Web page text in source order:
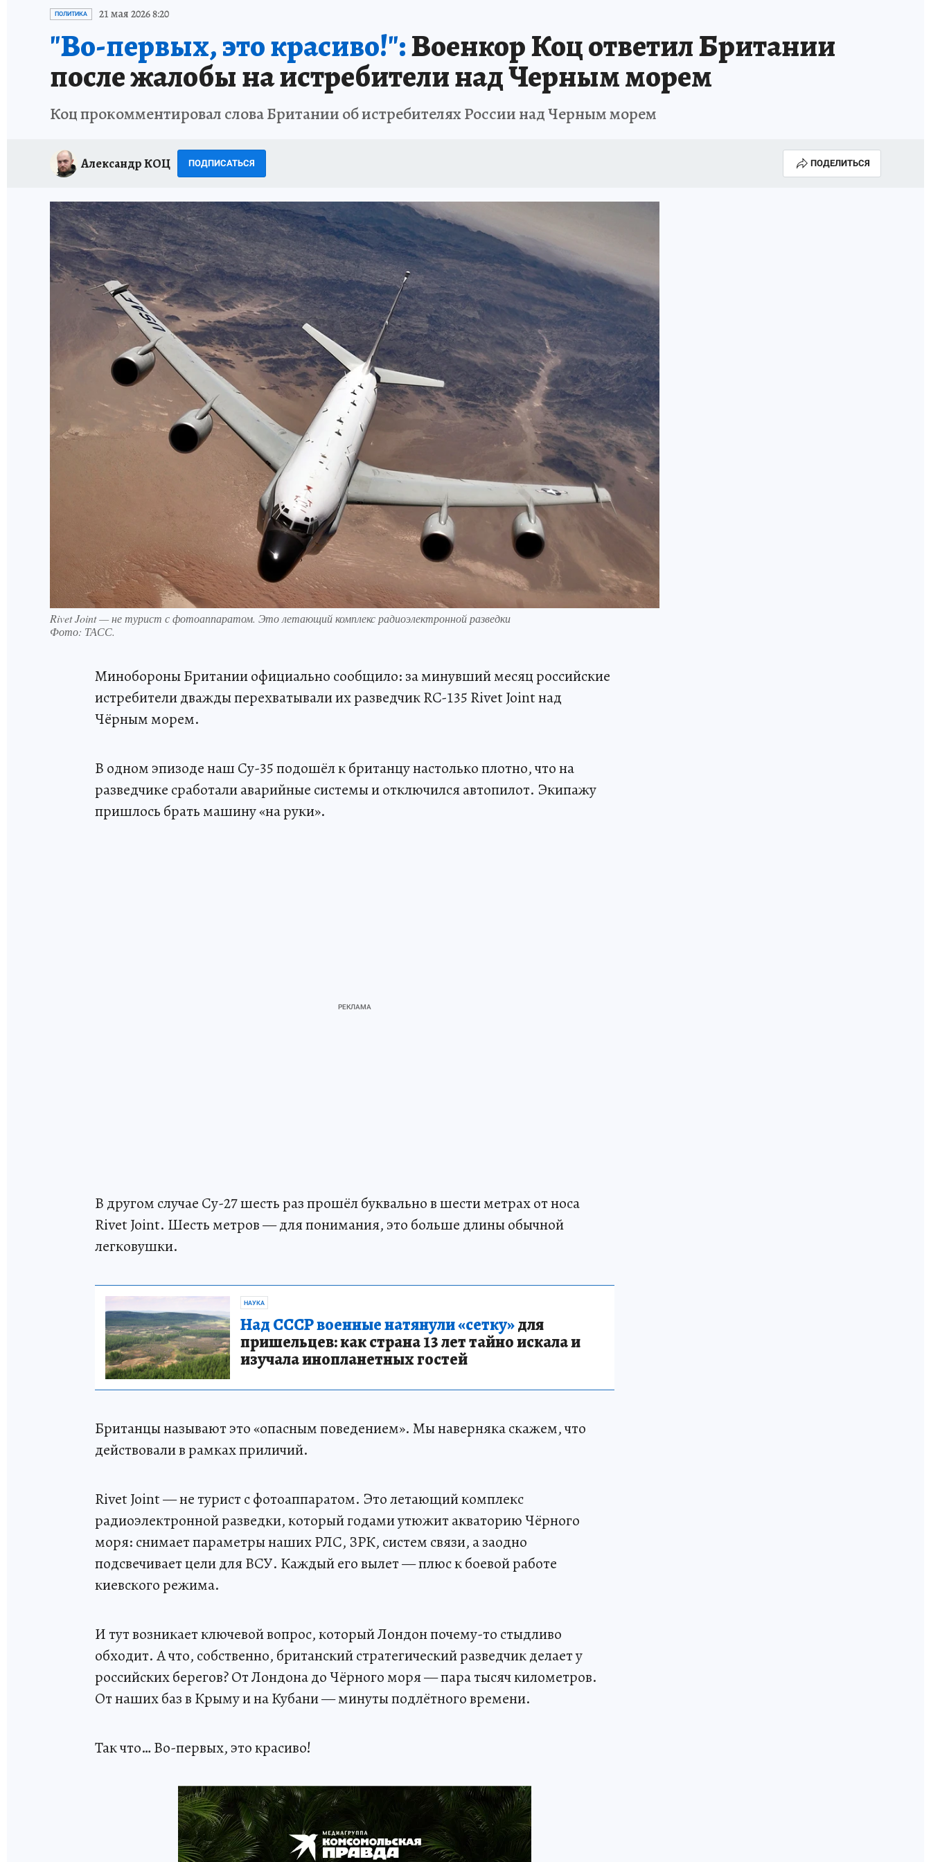
ИСПЫТАНО НА СЕБЕ
ПОЛИТИКА 21 мая 2026 8:20
"Во-первых, это красиво!":Военкор Коц ответил Британии
после жалобы на истребители над Черным морем
Коц прокомментировал слова Британии об истребителях России над Черным морем
Александр КОЦ ПОДПИСАТЬСЯ ПОДЕЛИТЬСЯ
Rivet Joint — не турист с фотоаппаратом. Это летающий комплекс радиоэлектронной разведки
Фото: ТАСС.
Минобороны Британии официально сообщило: за минувший месяц российские
истребители дважды перехватывали их разведчик RC-135 Rivet Joint над
Чёрным морем.
В одном эпизоде наш Су-35 подошёл к британцу настолько плотно, что на
разведчике сработали аварийные системы и отключился автопилот. Экипажу
пришлось брать машину «на руки».
В другом случае Су-27 шесть раз прошёл буквально в шести метрах от носа
Rivet Joint. Шесть метров — для понимания, это больше длины обычной
легковушки.
НАУКА
Над СССР военные натянули «сетку»для
пришельцев: как страна 13 лет тайно искала и
изучала инопланетных гостей
Британцы называют это «опасным поведением». Мы наверняка скажем, что
действовали в рамках приличий.
Rivet Joint — не турист с фотоаппаратом. Это летающий комплекс
радиоэлектронной разведки, который годами утюжит акваторию Чёрного
моря: снимает параметры наших РЛС, ЗРК, систем связи, а заодно
подсвечивает цели для ВСУ. Каждый его вылет — плюс к боевой работе
киевского режима.
И тут возникает ключевой вопрос, который Лондон почему-то стыдливо
обходит. А что, собственно, британский стратегический разведчик делает у
российских берегов? От Лондона до Чёрного моря — пара тысяч километров.
От наших баз в Крыму и на Кубани — минуты подлётного времени.
Так что… Во-первых, это красиво!